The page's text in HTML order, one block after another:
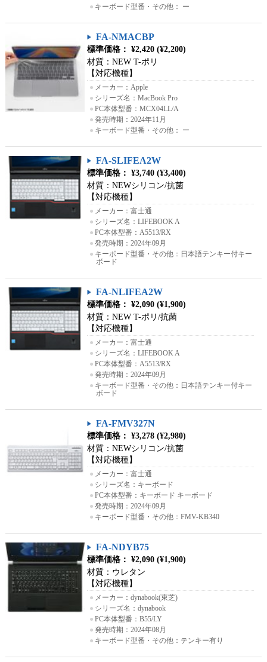
● キーボード型番・その他： ー
FA-NMACBP
標準価格： ¥2,420 (¥2,200)
材質：NEW T-ポリ
【対応機種】
● メーカー：Apple
● シリーズ名：MacBook Pro
● PC本体型番：MCX04LL/A
● 発売時期：2024年11月
● キーボード型番・その他： ー
FA-SLIFEA2W
標準価格： ¥3,740 (¥3,400)
材質：NEWシリコン/抗菌
【対応機種】
● メーカー：富士通
● シリーズ名：LIFEBOOK A
● PC本体型番：A5513/RX
● 発売時期：2024年09月
● キーボード型番・その他：日本語テンキー付キー
ボード
FA-NLIFEA2W
標準価格： ¥2,090 (¥1,900)
材質：NEW T-ポリ/抗菌
【対応機種】
● メーカー：富士通
● シリーズ名：LIFEBOOK A
● PC本体型番：A5513/RX
● 発売時期：2024年09月
● キーボード型番・その他：日本語テンキー付キー
ボード
FA-FMV327N
標準価格： ¥3,278 (¥2,980)
材質：NEWシリコン/抗菌
【対応機種】
● メーカー：富士通
● シリーズ名：キーボード
● PC本体型番：キーボード キーボード
● 発売時期：2024年09月
● キーボード型番・その他：FMV-KB340
FA-NDYB75
標準価格： ¥2,090 (¥1,900)
材質：ウレタン
【対応機種】
● メーカー：dynabook(東芝)
● シリーズ名：dynabook
● PC本体型番：B55/LY
● 発売時期：2024年08月
● キーボード型番・その他：テンキー有り